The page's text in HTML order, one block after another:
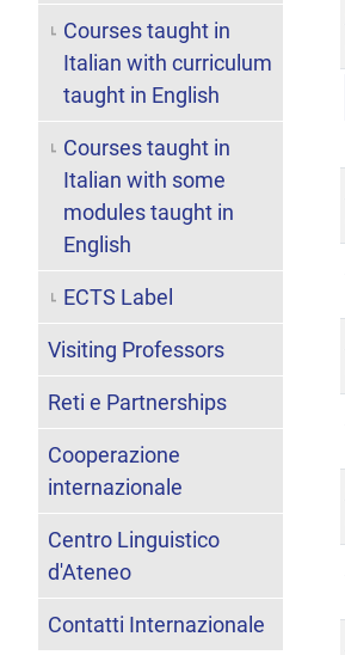
Courses taught in
Italian with curriculum
taught in English
Courses taught in
Italian with some
modules taught in
English
ECTS Label
Visiting Professors
Reti e Partnerships
Cooperazione
internazionale
Centro Linguistico
d'Ateneo
Contatti Internazionale